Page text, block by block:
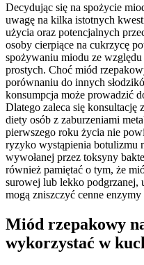
Decydując się na spożycie
uwagę na kilka istotnych
użycia oraz potencjalnych
osoby cierpiące na cukrzycę
spożywaniu miodu ze
prostych. Choć miód
porównaniu do innych
konsumpcja może prowadzić
Dlatego zaleca się konsultację
diety osób z zaburzeniami
pierwszego roku życia nie
ryzyko wystąpienia botulizmu
wywołanej przez toksyny
również pamiętać o tym, że
surowej lub lekko podgrzanej,
mogą zniszczyć cenne
Miód rzepakowy
wykorzystać w